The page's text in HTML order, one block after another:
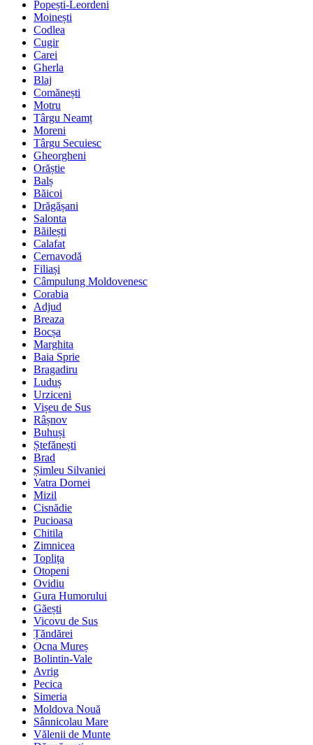
Popești-Leordeni
Moinești
Codlea
Cugir
Carei
Gherla
Blaj
Comănești
Motru
Târgu Neamț
Moreni
Târgu Secuiesc
Gheorgheni
Orăștie
Balș
Băicoi
Drăgășani
Salonta
Băilești
Calafat
Cernavodă
Filiași
Câmpulung Moldovenesc
Corabia
Adjud
Breaza
Bocșa
Marghita
Baia Sprie
Bragadiru
Luduș
Urziceni
Vișeu de Sus
Râșnov
Buhuși
Ștefănești
Brad
Șimleu Silvaniei
Vatra Dornei
Mizil
Cisnădie
Pucioasa
Chitila
Zimnicea
Toplița
Otopeni
Ovidiu
Gura Humorului
Găești
Vicovu de Sus
Țăndărei
Ocna Mureș
Bolintin-Vale
Avrig
Pecica
Simeria
Moldova Nouă
Sânnicolau Mare
Vălenii de Munte